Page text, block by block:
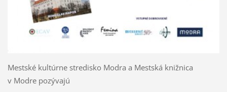
Mestské kultúrne stredisko Modra a Mestská knižnica
v Modre pozývajú